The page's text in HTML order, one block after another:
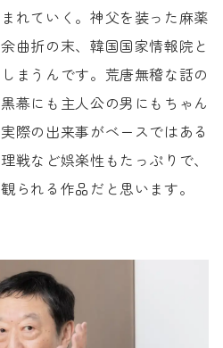
れていく。 神父を装った麻薬
曲折の末、韓国国家情報院と
まうんです。 荒唐無稽な話の
幕にも 主人公の男にもちゃん
実際の出来事がベースではある
戦など娯楽性もたっぷりで、
られる作品だと思います。